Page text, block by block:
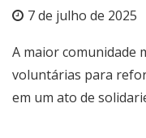
7 de julho de 2025
A maior comunidade
voluntárias para
em um ato de